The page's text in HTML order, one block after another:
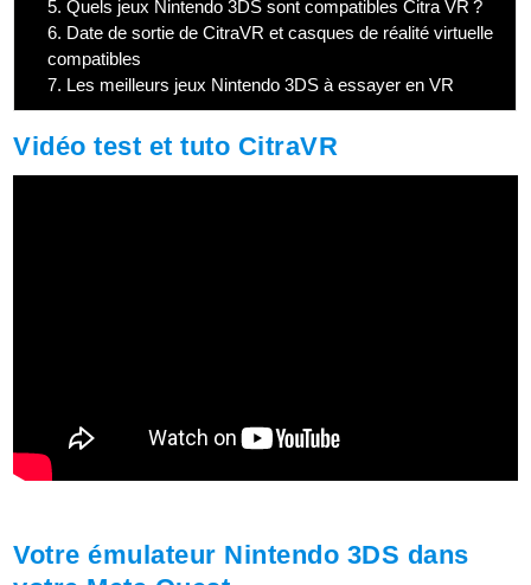
5. Quels jeux Nintendo 3DS sont compatibles Citra VR ?
6. Date de sortie de CitraVR et casques de réalité virtuelle
compatibles
7. Les meilleurs jeux Nintendo 3DS à essayer en VR
Vidéo test et tuto CitraVR
Votre émulateur Nintendo 3DS dans